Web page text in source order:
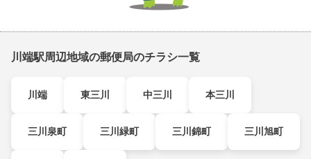
川端駅周辺地域の郵便局のチラシ一覧
川端 東三川 中三川 本三川
三川泉町 三川緑町 三川錦町 三川旭町